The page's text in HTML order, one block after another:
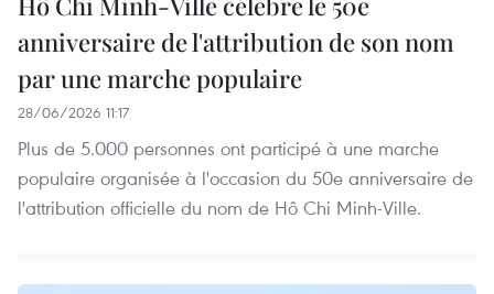
anniversaire de l'attribution de son nom
par une marche populaire
28/06/2026 11:17
Plus de 5.000 personnes ont participé à une marche
populaire organisée à l'occasion du 50e anniversaire de
l'attribution officielle du nom de Hô Chi Minh-Ville.